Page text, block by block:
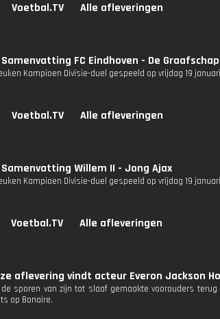
Voetbal.TV Alle afleveringen
FC Eindhoven - De Graafschap
Kampioen Divisie-duel gespeeld op vrijdag 19
Voetbal.TV Alle afleveringen
Willem II - Jong Ajax
Kampioen Divisie-duel gespeeld op vrijdag 19
Voetbal.TV Alle afleveringen
aflevering vindt acteur Everon Jackson
sporen van zijn tot slaaf gemaakte voorouders
op Bonaire.